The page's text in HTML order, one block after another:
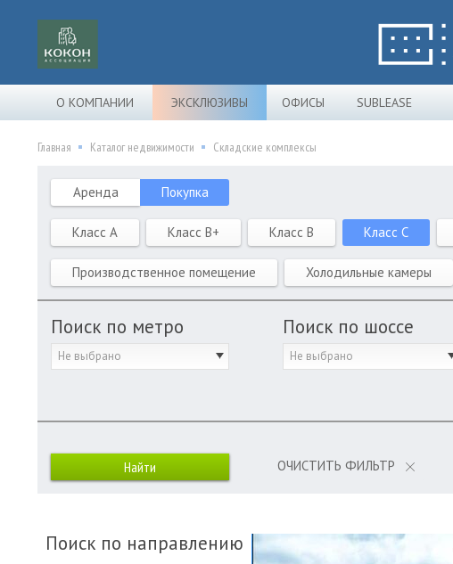
О КОМПАНИИ ЭКСКЛЮЗИВЫ ОФИСЫ SUBLEASE
Главная Каталог недвижимости Складские комплексы
Аренда Покупка
Класс A Класс B+ Класс B Класс C
Производственное помещение Холодильные камеры
Поиск по метро
Не выбрано
Поиск по шоссе
Не выбрано
ОЧИСТИТЬ ФИЛЬТР
Поиск по направлению